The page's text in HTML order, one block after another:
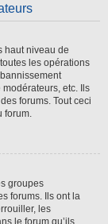
haut niveau de
les opérations
etc. Ils
forums. Tout ceci
groupes
forums. Ils ont la
les
le forum qu’ils